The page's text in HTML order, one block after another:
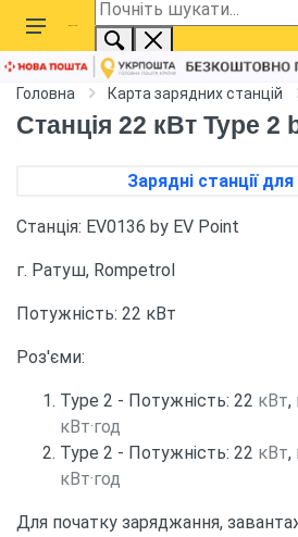
Головна Карта зарядних станцій
Станція 22 кВт Type 2
Зарядні станції для
Станція: EV0136 by EV Point
г. Ратуш, Rompetrol
Потужність: 22 кВт
Роз'єми:
Type 2 - Потужність: 22 кВт,
кВт·год
Type 2 - Потужність: 22 кВт,
кВт·год
Для початку заряджання,